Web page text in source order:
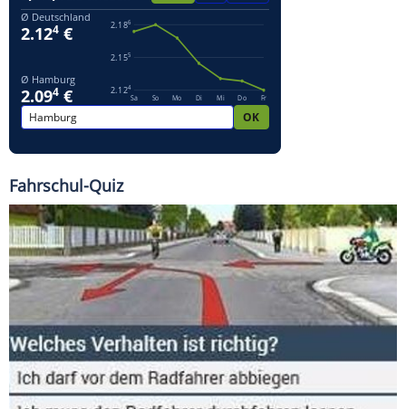
Fahrschul-Quiz